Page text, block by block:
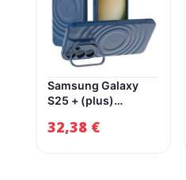
Samsung Galaxy
S25 + (plus)
plastique flexible
32,38 €